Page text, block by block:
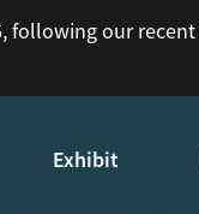
following our recent
Exhibit